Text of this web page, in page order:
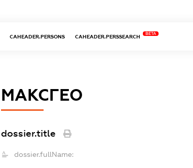
CAHEADER.PERSONS CAHEADER.PERSSEARCH
BETA
МАКСГЕО
dossier.title
dossier.fullName: